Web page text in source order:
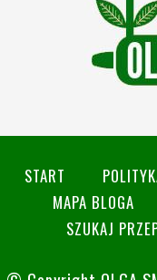
START
MAPA BLOGA
SZUKAJ